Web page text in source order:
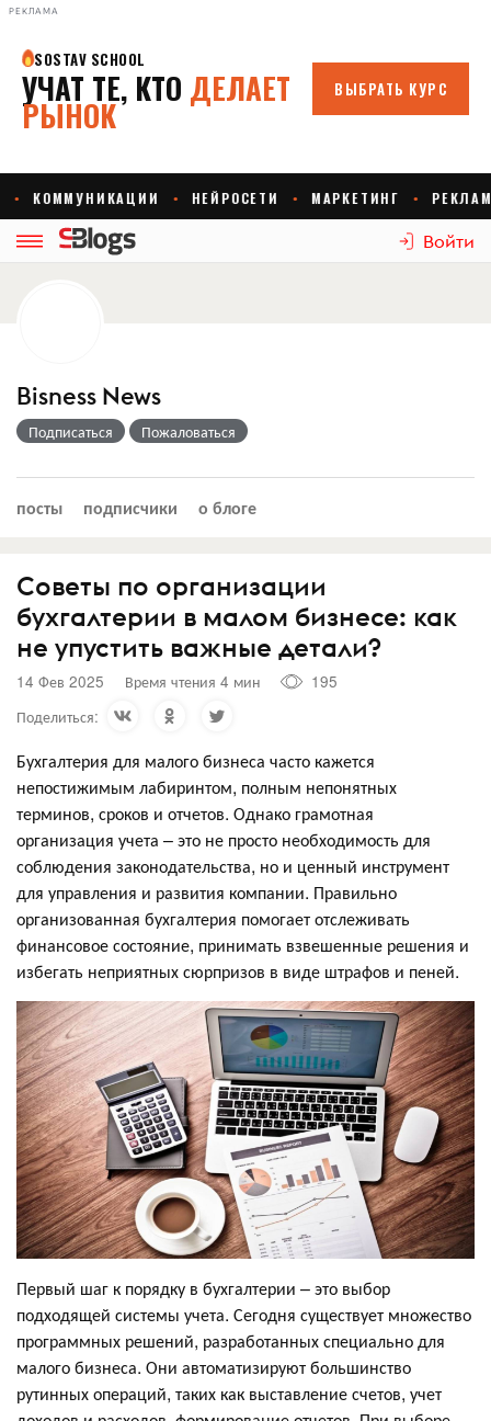
РЕКЛАМА
Войти
Bisness News
Подписаться Пожаловаться
посты подписчики о блоге
Советы по организации
бухгалтерии в малом бизнесе: как
не упустить важные детали?
14 Фев 2025 Время чтения 4 мин
195
Поделиться:
Бухгалтерия для малого бизнеса часто кажется
непостижимым лабиринтом, полным непонятных
терминов, сроков и отчетов. Однако грамотная
организация учета – это не просто необходимость для
соблюдения законодательства, но и ценный инструмент
для управления и развития компании. Правильно
организованная бухгалтерия помогает отслеживать
финансовое состояние, принимать взвешенные решения и
избегать неприятных сюрпризов в виде штрафов и пеней.
Первый шаг к порядку в бухгалтерии – это выбор
подходящей системы учета. Сегодня существует множество
программных решений, разработанных специально для
малого бизнеса. Они автоматизируют большинство
рутинных операций, таких как выставление счетов, учет